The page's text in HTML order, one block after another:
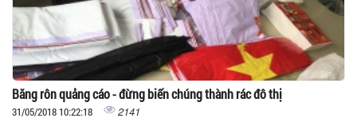
Băng rôn quảng cáo - đừng biến chúng thành rác đô thị
31/05/2018 10:22:18 2141